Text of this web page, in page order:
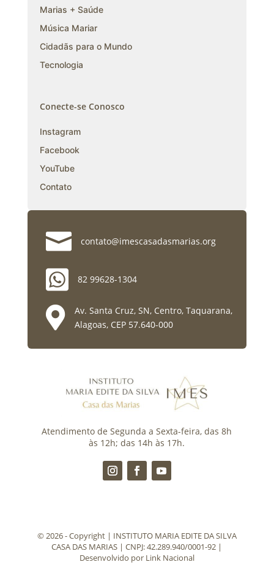
Marias + Saúde
Música Mariar
Cidadãs para o Mundo
Tecnologia
Conecte-se Conosco
Instagram
Facebook
YouTube
Contato
 contato@imescasadasmarias.org
 82 99628-1304

Av. Santa Cruz, SN, Centro, Taquarana,
Alagoas, CEP 57.640-000
Atendimento de Segunda a Sexta-feira, das 8h
às 12h; das 14h às 17h.
©️ 2026 - Copyright | INSTITUTO MARIA EDITE DA SILVA
CASA DAS MARIAS | CNPJ: 42.289.940/0001-92 |
Desenvolvido por Link Nacional